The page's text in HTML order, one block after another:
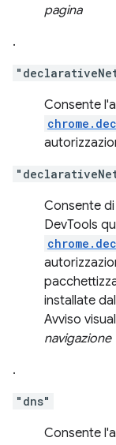
pagina
.
Consente
Consente
DevTools
installate
Avviso
navigazione
.
"dns"
Consente